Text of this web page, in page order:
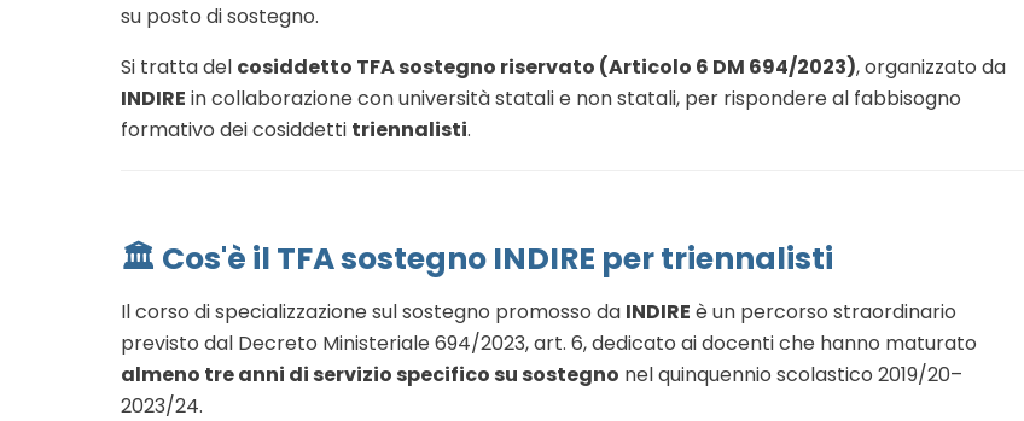
su posto di sostegno.
Si tratta del cosiddetto TFA sostegno riservato (Articolo 6 DM 694/2023), organizzato da
INDIRE in collaborazione con università statali e non statali, per rispondere al fabbisogno
formativo dei cosiddetti triennalisti.
🏛️ Cos'è il TFA sostegno INDIRE per triennalisti
Il corso di specializzazione sul sostegno promosso da INDIRE è un percorso straordinario
previsto dal Decreto Ministeriale 694/2023, art. 6, dedicato ai docenti che hanno maturato
almeno tre anni di servizio specifico su sostegno nel quinquennio scolastico 2019/20–
2023/24.